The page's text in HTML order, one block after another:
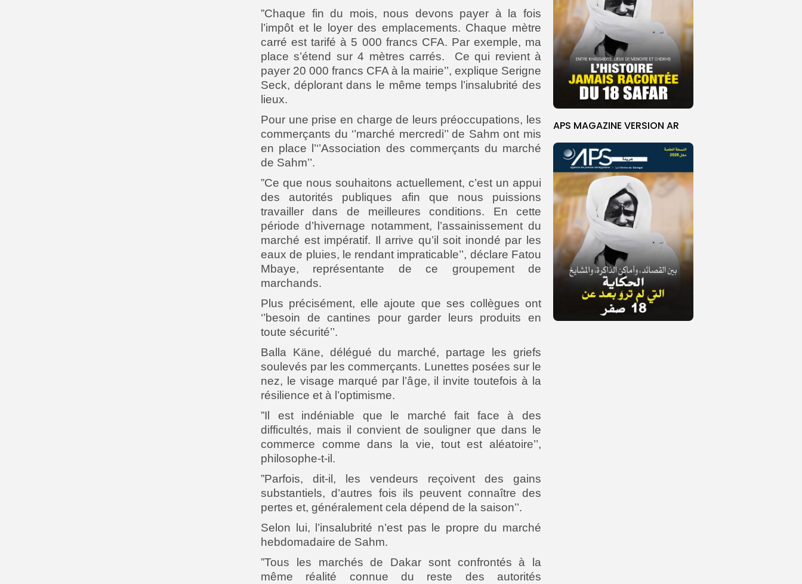
APS MAGAZINE VERSION AR
”Chaque fin du mois, nous devons payer à la fois
l’impôt et le loyer des emplacements. Chaque mètre
carré est tarifé à 5 000 francs CFA. Par exemple, ma
place s’étend sur 4 mètres carrés.
Ce qui revient à
payer 20 000 francs CFA à la mairie’’, explique Serigne
Seck, déplorant dans le même temps l’insalubrité des
lieux.
Pour une prise en charge de leurs préoccupations, les
commerçants du ‘’marché mercredi’’ de Sahm ont mis
en place l’‘’Association des commerçants du marché
de Sahm’’.
”Ce que nous souhaitons actuellement, c’est un appui
des autorités publiques afin que nous puissions
travailler dans de meilleures conditions. En cette
période d’hivernage notamment, l’assainissement du
marché est impératif. Il arrive qu’il soit inondé par les
eaux de pluies, le rendant impraticable’’, déclare Fatou
Mbaye, représentante de ce groupement de
marchands.
Plus précisément, elle ajoute que ses collègues ont
‘’besoin de cantines pour garder leurs produits en
toute sécurité’’.
Balla Käne, délégué du marché, partage les griefs
soulevés par les commerçants. Lunettes posées sur le
nez, le visage marqué par l’âge, il invite toutefois à la
résilience et à l’optimisme.
”Il est indéniable que le marché fait face à des
difficultés, mais il convient de souligner que dans le
commerce comme dans la vie, tout est aléatoire’’,
philosophe-t-il.
”Parfois, dit-il, les vendeurs reçoivent des gains
substantiels, d’autres fois ils peuvent connaître des
pertes et, généralement cela dépend de la saison’’.
Selon lui, l’insalubrité n’est pas le propre du marché
hebdomadaire de Sahm.
”Tous les marchés de Dakar sont confrontés à la
même réalité connue du reste des autorités